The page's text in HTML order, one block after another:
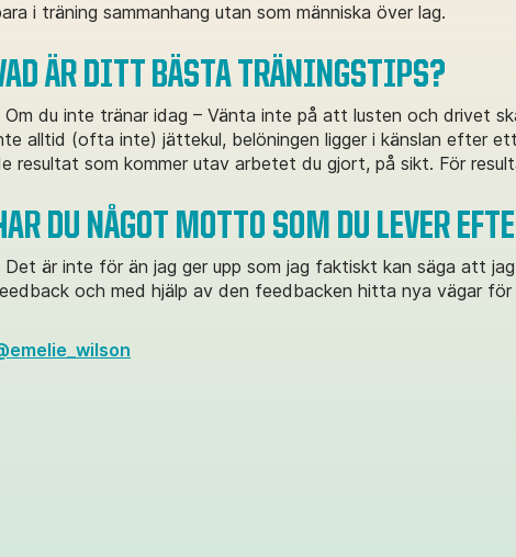
i träning sammanhang utan som människa över lag.
ÄR DITT BÄSTA TRÄNINGSTIPS?
Om du inte tränar idag – Vänta inte på att lusten och drivet
alltid (ofta inte) jättekul, belöningen ligger i känslan efter
resultat som kommer utav arbetet du gjort, på sikt. För
DU NÅGOT MOTTO SOM DU LEVER
Det är inte för än jag ger upp som jag faktiskt kan säga att
och med hjälp av den feedbacken hitta nya vägar